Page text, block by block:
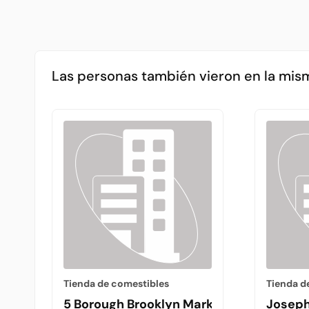
Las personas también vieron en la
Tienda de comestibles
5 Borough Brooklyn Market
Tienda